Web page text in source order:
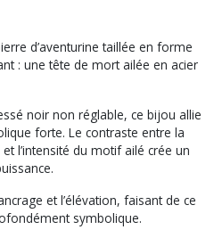
d’aventurine taillée en forme
: une tête de mort ailée en acier
noir non réglable, ce bijou allie
forte. Le contraste entre la
l’intensité du motif ailé crée un
et l’élévation, faisant de ce
symbolique.